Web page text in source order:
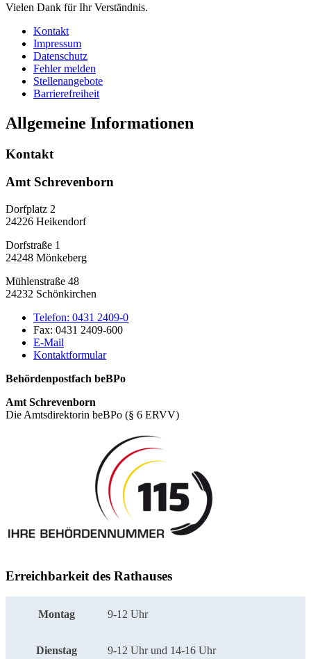
Vielen Dank für Ihr Verständnis.
Kontakt
Impressum
Datenschutz
Fehler melden
Stellenangebote
Barrierefreiheit
Allgemeine Informationen
Kontakt
Amt Schrevenborn
Dorfplatz 2
24226 Heikendorf
Dorfstraße 1
24248 Mönkeberg
Mühlenstraße 48
24232 Schönkirchen
Telefon: 0431 2409-0
Fax: 0431 2409-600
E-Mail
Kontaktformular
Behördenpostfach beBPo
Amt Schrevenborn
Die Amtsdirektorin beBPo (§ 6 ERVV)
Erreichbarkeit des Rathauses
Montag 9-12 Uhr
Dienstag 9-12 Uhr und 14-16 Uhr